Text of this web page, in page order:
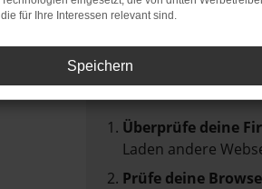
FEHLER:
Beim Laden ist ein
Hier sind ein paar
Überprüfe deine
Laden andere
Prüfe deine
die für Ihre Interessen relevant sind.
Speichern